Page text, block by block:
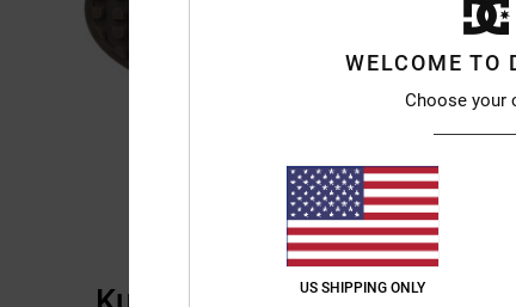
WELCOME TO
Choose your
US SHIPPING ONLY